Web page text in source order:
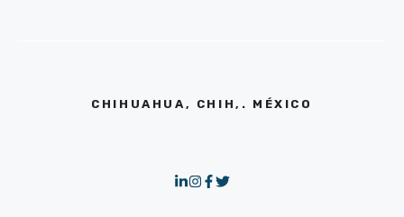
CHIHUAHUA, CHIH,. MÉXICO